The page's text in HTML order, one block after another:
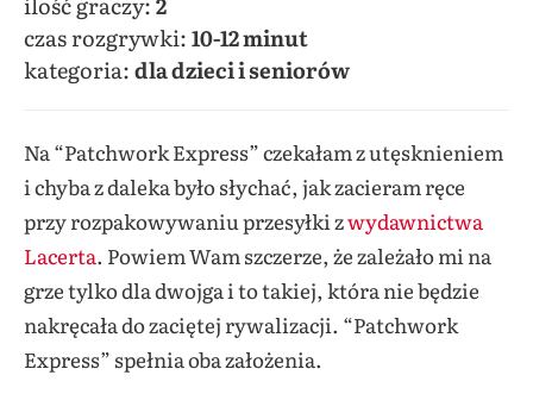
czas rozgrywki:10-12 minut
kategoria:dla dzieci i seniorów
Na “Patchwork Express” czekałam z utęsknieniem
i chyba z daleka było słychać, jak zacieram ręce
przy rozpakowywaniu przesyłki zwydawnictwa
Lacerta. Powiem Wam szczerze, że zależało mi na
grze tylko dla dwojga i to takiej, która nie będzie
nakręcała do zaciętej rywalizacji. “Patchwork
Express” spełnia oba założenia.